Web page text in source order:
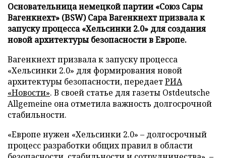
Основательница немецкой партии «Союз Сары
Вагенкнехт» (BSW) Сара Вагенкнехт призвала к
запуску процесса «Хельсинки 2.0» для создания
новой архитектуры безопасности в Европе.
Вагенкнехт призвала к запуску процесса
«Хельсинки 2.0» для формирования новой
архитектуры безопасности, передаетРИА
«Новости». В своей статье для газеты Ostdeutsche
Allgemeine она отметила важность долгосрочной
стабильности.
«Европе нужен «Хельсинки 2.0» – долгосрочный
процесс разработки общих правил в области